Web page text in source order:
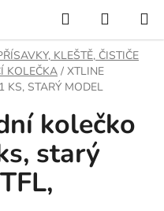
Hledat
KOŠÍK
KLEŠTĚ, ČISTIČE
KOLEČKA / XTLINE
KS, STARÝ MODEL
kolečko
starý